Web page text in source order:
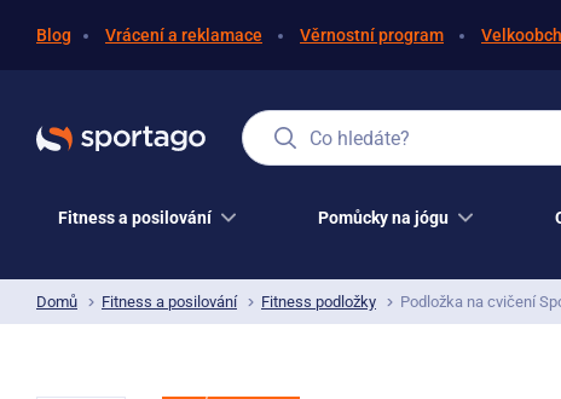
Blog Vrácení a reklamace Věrnostní program
Co hledáte?
Fitness a posilování Pomůcky na jógu
Domů Fitness a posilování Fitness podložky Podložka na cvičení